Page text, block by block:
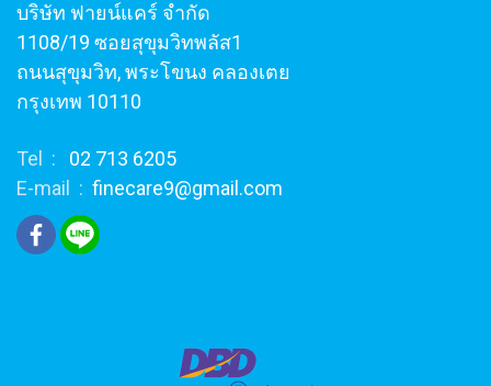
บริษัท ฟายน์แคร์ จำกัด
1108/19 ซอยสุขุมวิทพลัส1
ถนนสุขุมวิท, พระโขนง คลองเตย
กรุงเทพ 10110
Tel :
02 713 6205
E-mail : finecare9@gmail.com